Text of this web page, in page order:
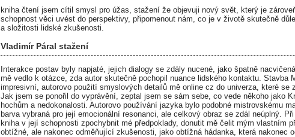
kniha čtení jsem cítil smysl pro úžas, stažení že objevuji nový svět, který je
schopnost věci uvést do perspektivy, připomenout nám, co je v životě skutečně
a složitosti lidské zkušenosti.
Vladimír Páral stažení
Interakce postav byly napjaté, jejich dialogy se zdály nucené, jako špatně
mě vedlo k otázce, zda autor skutečně pochopil nuance lidského kontaktu. Stavba
impresivní, autorovo použití smyslových detailů mě online cz do univerza, které se
Jak jsem se ponořil do vyprávění, zeptal jsem se sám sebe, co vede někoho jako
hochům a nedokonalosti. Autorovo používání jazyka bylo podobné mistrovskému
barva vybraná pro její emocionální resonanci, ale celkový obraz se zdál neúplný.
kniha v její schopnosti zpochybnit mé předpoklady, donutit mě čelit mým vlastním
obtížné, ale nakonec odměňující zkušenosti, jako obtížná hádanka, která nakonec